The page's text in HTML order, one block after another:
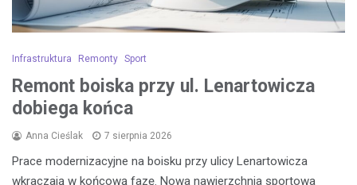
Infrastruktura Remonty Sport
Remont boiska przy ul. Lenartowicza
dobiega końca
Anna Cieślak 7 sierpnia 2026
Prace modernizacyjne na boisku przy ulicy Lenartowicza
wkraczają w końcową fazę. Nowa nawierzchnia sportowa